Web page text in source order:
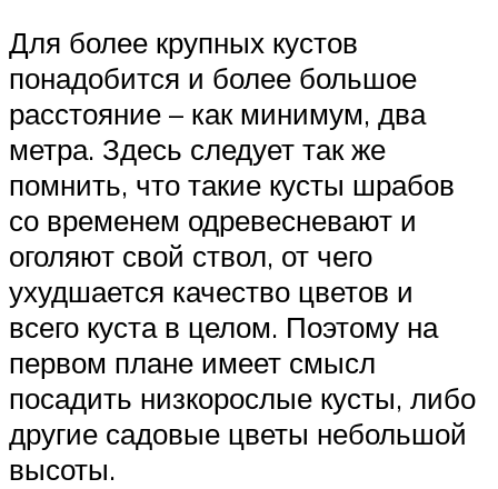
Для более крупных кустов
понадобится и более большое
расстояние – как минимум, два
метра. Здесь следует так же
помнить, что такие кусты шрабов
со временем одревесневают и
оголяют свой ствол, от чего
ухудшается качество цветов и
всего куста в целом. Поэтому на
первом плане имеет смысл
посадить низкорослые кусты, либо
другие садовые цветы небольшой
высоты.